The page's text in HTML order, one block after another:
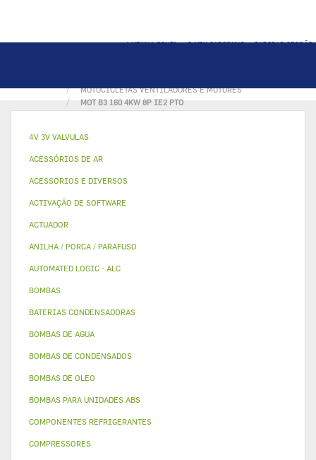
A MINHA CONTA O MEU CARRINHO INICIAR SESSÃO
MOTOCICLETAS VENTILADORES E MOTORES
MOT B3 160 4KW 8P IE2 PTO
4V 3V VALVULAS
ACESSÓRIOS DE AR
ACESSORIOS E DIVERSOS
ACTIVAÇÃO DE SOFTWARE
ACTUADOR
ANILHA / PORCA / PARAFUSO
AUTOMATED LOGIC - ALC
BOMBAS
BATERIAS CONDENSADORAS
BOMBAS DE AGUA
BOMBAS DE CONDENSADOS
BOMBAS DE OLEO
BOMBAS PARA UNIDADES ABS
COMPONENTES REFRIGERANTES
COMPRESSORES